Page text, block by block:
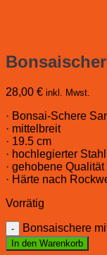
28,00 € inkl. Mwst.
· Bonsai-Schere
· mittelbreit
· 19.5 cm
· hochlegierter Stahl
· gehobene Qualität
· Härte nach
Vorrätig
Bonsaischere
In den Warenkorb